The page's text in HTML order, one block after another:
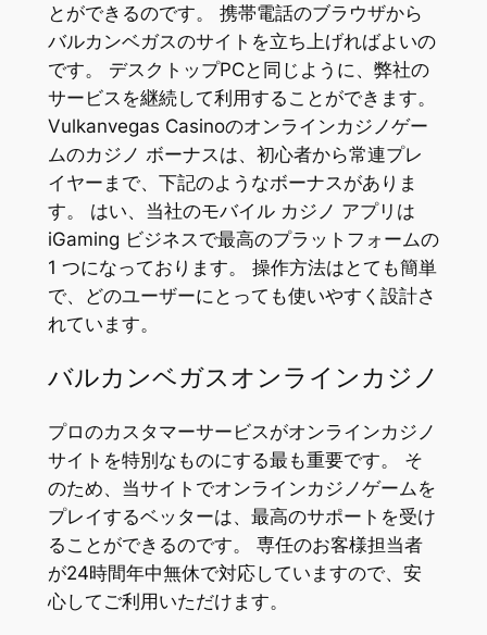
とができるのです。 携帯電話のブラウザから
バルカンベガスのサイトを立ち上げればよいの
です。 デスクトップPCと同じように、弊社の
サービスを継続して利用することができます。
Vulkanvegas Casinoのオンラインカジノゲー
ムのカジノ ボーナスは、初心者から常連プレ
イヤーまで、下記のようなボーナスがありま
す。 はい、当社のモバイル カジノ アプリは
iGaming ビジネスで最高のプラットフォームの
1 つになっております。 操作方法はとても簡単
で、どのユーザーにとっても使いやすく設計さ
れています。
バルカンベガスオンラインカジノ
プロのカスタマーサービスがオンラインカジノ
サイトを特別なものにする最も重要です。 そ
のため、当サイトでオンラインカジノゲームを
プレイするベッターは、最高のサポートを受け
ることができるのです。 専任のお客様担当者
が24時間年中無休で対応していますので、安
心してご利用いただけます。